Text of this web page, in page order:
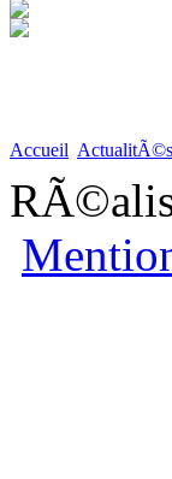
Accueil ActualitÃ©s